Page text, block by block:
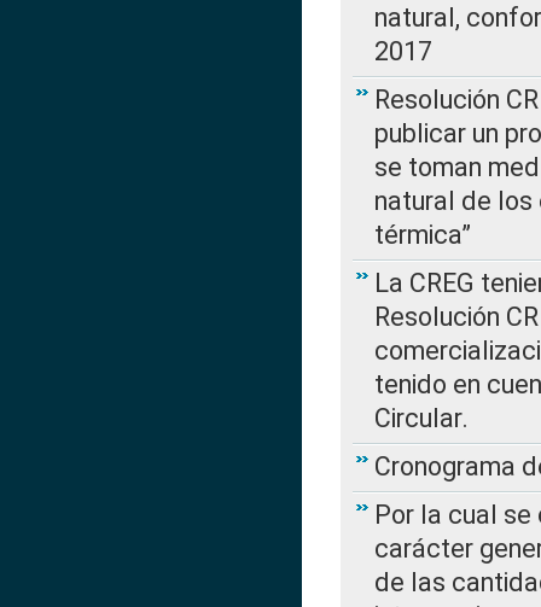
natural,
2017
Resolución
publicar un
se toman
natural de los
térmica”
La CREG
Resolución
tenido en
Circular.
Cronograma
Por la cual
carácter
de las